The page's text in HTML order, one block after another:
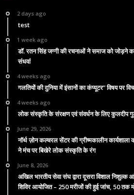
2 days ago
test
1 week ago
डॉ. रतन सिंह जग्गी की रचनाओं ने समाज को जोड़ने
संधवां
4 weeks ago
गलतियों की दुनिया में इंसानों का कंप्यूटर” विषय पर
4 weeks ago
लोक संस्कृति के संरक्षण एवं संवर्धन के लिए कुलदीप
June 29, 2026
नॉर्थ ज़ोन कल्चरल सेंटर की ग्रीष्मकालीन
ने मंच पर बिखेरे लोक संस्कृति के रंग
June 8, 2026
अखिल भारतीय सेवा संघ द्वारा दूसरा विशाल निशुल्क
शिविर आयोजित – 250 मरीजों की हुई जांच, 50 तक